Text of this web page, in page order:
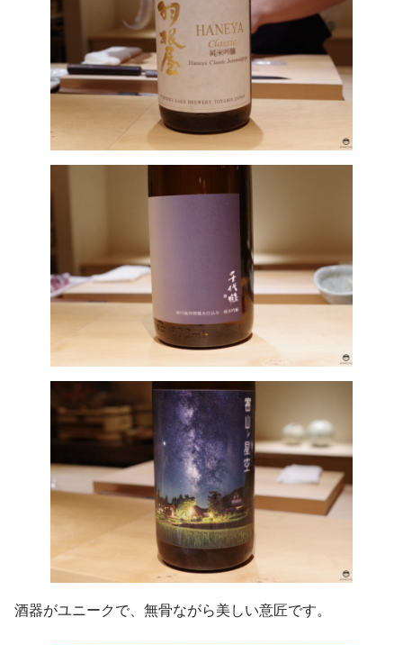
酒器がユニークで、無骨ながら美しい意匠です。